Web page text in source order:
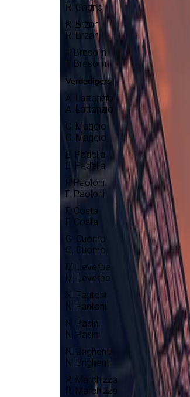
R. Gagno
R. Brzan
R. Brzan
T. Bresolin
T. Bresolin
Verdedigers
A. Lattanzio
A. Lattanzio
C. Maggio
C. Maggio
E. Padella
E. Padella
F. Paoloni
F. Paoloni
F. Costa
F. Costa
G. Cuomo
G. Cuomo
M. Leverbe
M. Leverbe
N. Fantoni
N. Fantoni
N. Pasini
N. Pasini
N. Brighenti
N. Brighenti
R. Marchizza
R. Marchizza